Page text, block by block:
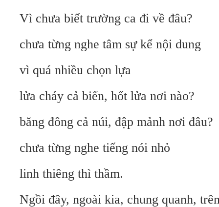
Vì chưa biết trường ca đi về đâu?
chưa từng nghe tâm sự kể nội dung
vì quá nhiều chọn lựa
lửa cháy cả biển, hốt lửa nơi nào?
băng đông cả núi, đập mảnh nơi đâu?
chưa từng nghe tiếng nói nhỏ
linh thiêng thì thầm.
Ngồi đây, ngoài kia, chung quanh,